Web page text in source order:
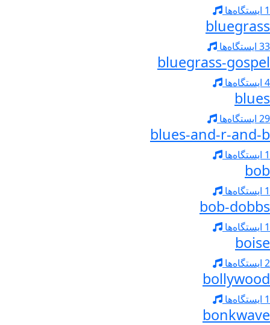
1 ایستگاه‌ها
bluegrass
33 ایستگاه‌ها
bluegrass-gospel
4 ایستگاه‌ها
blues
29 ایستگاه‌ها
blues-and-r-and-b
1 ایستگاه‌ها
bob
1 ایستگاه‌ها
bob-dobbs
1 ایستگاه‌ها
boise
2 ایستگاه‌ها
bollywood
1 ایستگاه‌ها
bonkwave